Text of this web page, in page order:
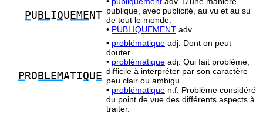
PU BLIQU EME NT publique, avec publicité, au vu et au su
de tout le monde.
• PUBLIQUEMENT adv.
P RO BLEMATIQU E
• problématique adj. Dont on peut
douter.
• problématique adj. Qui fait problème,
difficile à interpréter par son caractère
peu clair ou ambigu.
• problématique n.f. Problème considéré
du point de vue des différents aspects à
traiter.